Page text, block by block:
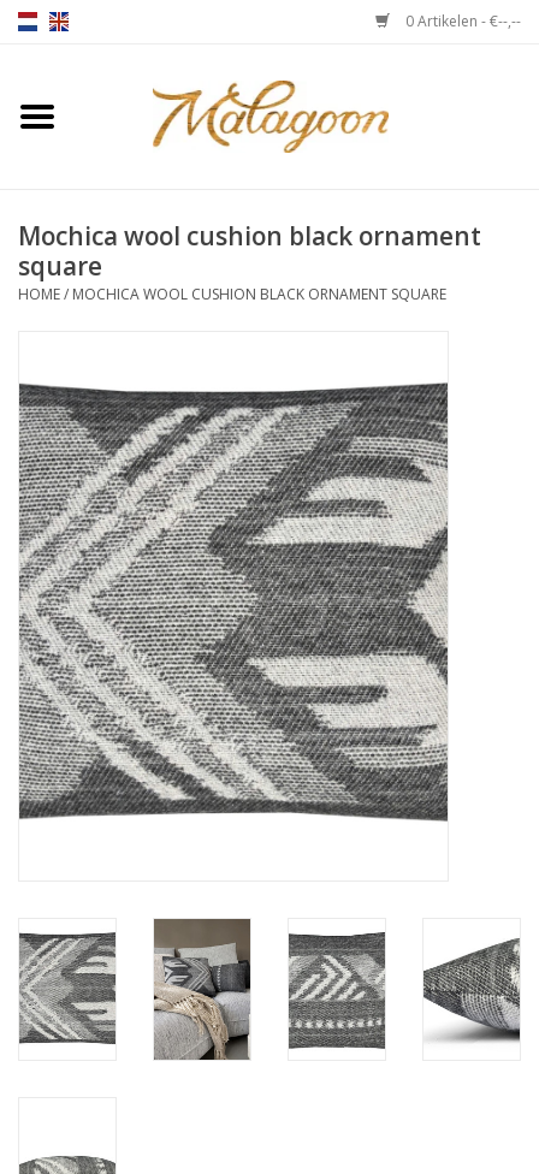
0 Artikelen - €--,--
Home
Plaids
Kussens
Stoelen
Notebooks & accessoires
Vloerkussens
Vloerkleden
Mochica wool cushion black ornament
square
HOME/ MOCHICA WOOL CUSHION BLACK ORNAMENT SQUARE